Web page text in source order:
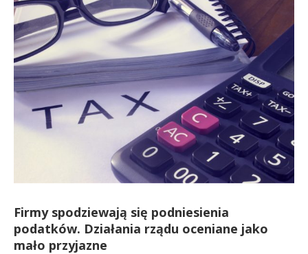
Firmy spodziewają się podniesienia
podatków. Działania rządu oceniane jako
mało przyjazne